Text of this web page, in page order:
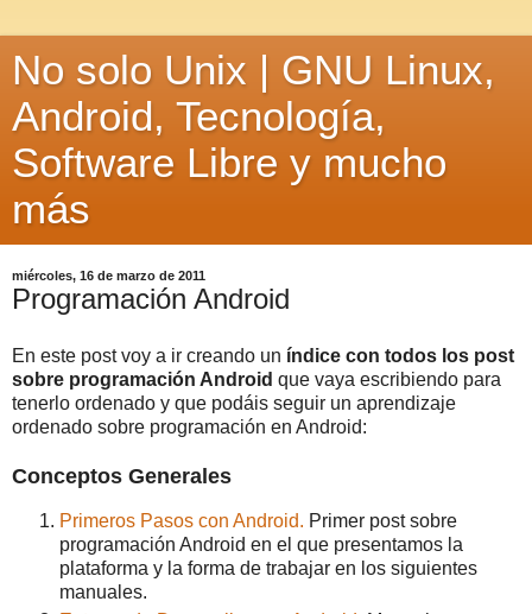
No solo Unix | GNU Linux,
Android, Tecnología,
Software Libre y mucho
más
miércoles, 16 de marzo de 2011
Programación Android
En este post voy a ir creando un índice con todos los post
sobre programación Android que vaya escribiendo para
tenerlo ordenado y que podáis seguir un aprendizaje
ordenado sobre programación en Android:
Conceptos Generales
Primeros Pasos con Android. Primer post sobre
programación Android en el que presentamos la
plataforma y la forma de trabajar en los siguientes
manuales.